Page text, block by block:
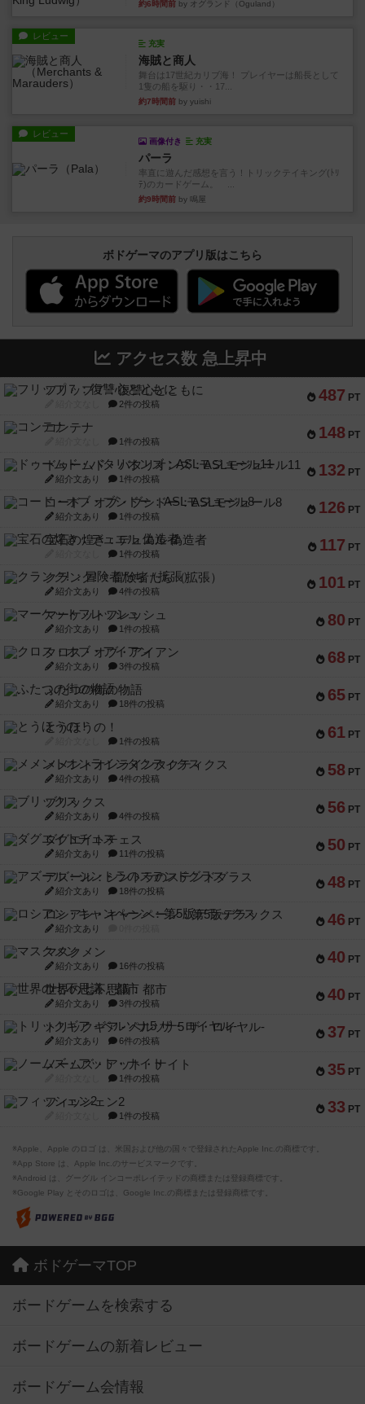
約6時間前 by オグランド（Oguland）
レビュー
充実
海賊と商人
舞台は17世紀カリブ海！ プレイヤーは船長として
1隻の船を駆り・・17...
約7時間前 by yuishi
レビュー
画像付き 充実
パーラ
率直に遊んだ感想を言う！トリックテイキング(ﾄﾘ
ﾃ)のカードゲーム。 ...
約9時間前 by 鳴屋
ボドゲーマのアプリ版はこちら
アクセス数 急上昇中
487 PT
フリップ７：復讐心とともに
2件の投稿
148 PT
コンテナ
1件の投稿
132 PT
ドゥームド・バタリオンズ：ASLモジュール11
紹介文あり 1件の投稿
126 PT
コード・オブ・ブシドー：ASLモジュール8
紹介文あり 1件の投稿
117 PT
宝石の煌き：デュエル 偽造者
1件の投稿
101 PT
クランク! ：冒険者たち（拡張）
紹介文あり 4件の投稿
80 PT
マーケットフレッシュ
紹介文あり 1件の投稿
68 PT
クロス・オブ・アイアン
紹介文あり 3件の投稿
65 PT
ふたつの街の物語
紹介文あり 18件の投稿
61 PT
とうほうの！
1件の投稿
58 PT
メメントオンラインタクティクス
紹介文あり 4件の投稿
56 PT
ブリックス
紹介文あり 4件の投稿
50 PT
ダグエイトチェス
紹介文あり 11件の投稿
48 PT
アズール：シントラのステンドグラス
紹介文あり 18件の投稿
46 PT
ロシアン・キャンペーン：第5版デラックス
紹介文あり
40 PT
マスクメン
紹介文あり 16件の投稿
40 PT
世界の七不思議：都市
紹介文あり 3件の投稿
37 PT
トリックギア - ペルソナ5 ザ・ロイヤル-
紹介文あり 6件の投稿
35 PT
ノームズ・アット・ナイト
1件の投稿
33 PT
フィッシェン2
1件の投稿
※Apple、Apple のロゴ は、米国および他の国々で登録されたApple Inc.の商標です。
※App Store は、Apple Inc.のサービスマークです。
※Android は、グーグル インコーポレイテッドの商標または登録商標です。
※Google Play とそのロゴは、Google Inc.の商標または登録商標です。
ボドゲーマTOP
ボードゲームを検索する
ボードゲームの新着レビュー
ボードゲーム会情報